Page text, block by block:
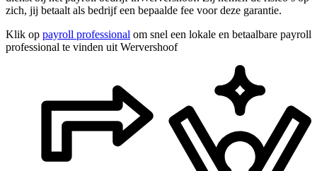
zich, jij betaalt als bedrijf een bepaalde fee voor deze garantie.
Klik op payroll professional om snel een lokale en betaalbare payroll
professional te vinden uit Wervershoof